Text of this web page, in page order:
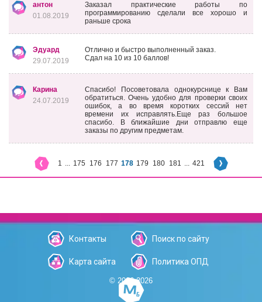
антон
01.08.2019
Заказал практические работы по
программированию сделали все хорошо и
раньше срока
Эдуард
29.07.2019
Отлично и быстро выполненный заказ.
Сдал на 10 из 10 баллов!
Карина
24.07.2019
Спасибо! Посоветовала однокурснице к Вам
обратиться. Очень удобно для проверки своих
ошибок, а во время коротких сессий нет
времени их исправлять.Еще раз большое
спасибо. В ближайшие дни отправлю еще
заказы по другим предметам.
1 ... 175 176 177 178 179 180 181 ... 421
Контакты Поиск по сайту
Карта сайта Политика ОПД
© 2006-2026